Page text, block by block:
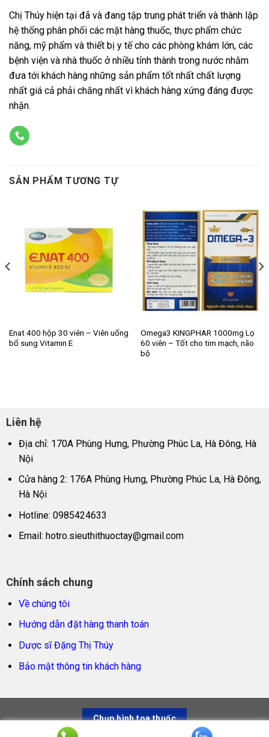
Chị Thúy hiện tại đã và đang tập trung phát triển và thành lập
hệ thống phân phối các mặt hàng thuốc, thực phẩm chức
năng, mỹ phẩm và thiết bị y tế cho các phòng khám lớn, các
bệnh viện và nhà thuốc ở nhiều tỉnh thành trong nước nhằm
đưa tới khách hàng những sản phẩm tốt nhất chất lượng
nhất giá cả phải chăng nhất vì khách hàng xứng đáng được
nhận.
SẢN PHẨM TƯƠNG TỰ
Enat 400 hộp 30 viên – Viên uống
bổ sung Vitamin E
Omega3 KINGPHAR 1000mg Lọ
60 viên – Tốt cho tim mạch, não
bộ
Liên hệ
Địa chỉ: 170A Phùng Hưng, Phường Phúc La, Hà Đông, Hà
Nội
Cửa hàng 2: 176A Phùng Hưng, Phường Phúc La, Hà Đông,
Hà Nội
Hotline: 0985424633
Email: hotro.sieuthithuoctay@gmail.com
Chính sách chung
Về chúng tôi
Hướng dẫn đặt hàng thanh toán
Dược sĩ Đặng Thị Thúy
Bảo mật thông tin khách hàng
Chụp hình toa thuốc